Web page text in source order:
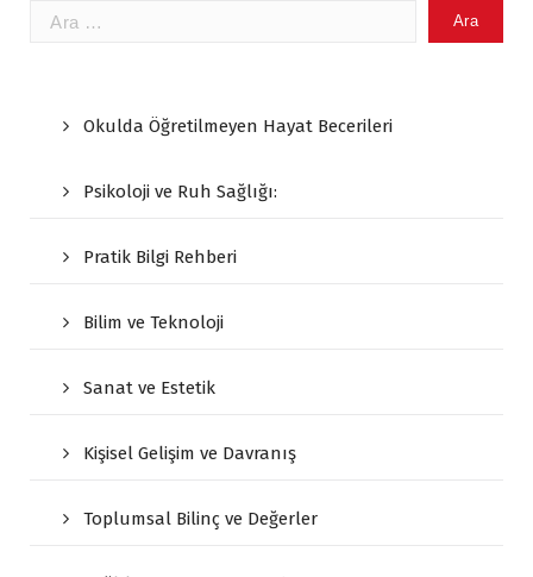
Arama:
Okulda Öğretilmeyen Hayat Becerileri
Psikoloji ve Ruh Sağlığı:
Pratik Bilgi Rehberi
Bilim ve Teknoloji
Sanat ve Estetik
Kişisel Gelişim ve Davranış
Toplumsal Bilinç ve Değerler